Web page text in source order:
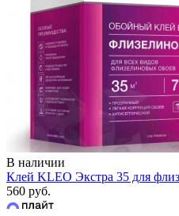
В наличии
Клей KLEO Экстра 35 для
560 руб.